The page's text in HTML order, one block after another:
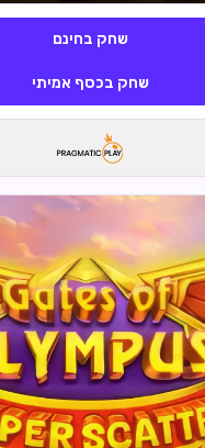
שחק בחינם
שחק בכסף אמיתי